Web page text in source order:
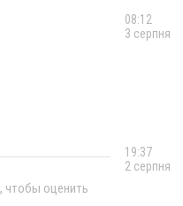
, чтобы оценить
08:12
3 серпня
19:37
2 серпня